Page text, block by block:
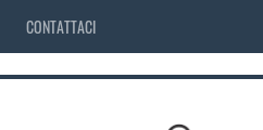
CONTATTACI